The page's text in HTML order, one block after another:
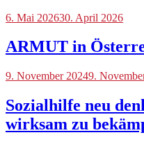
Blog
6. Mai 202630. April 2026
ARMUT in
Blog
9. November 20249.
Sozialhilfe neu
wirksam zu